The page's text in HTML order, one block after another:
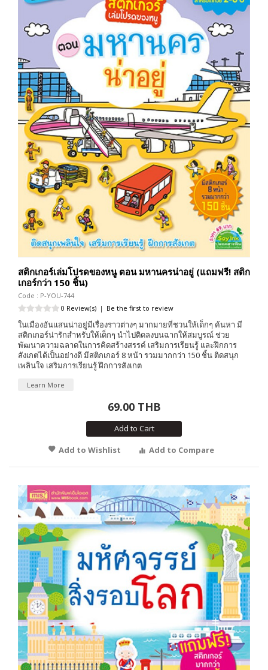
สติกเกอร์เล่มโปรดของหนู ตอน มหานครน่าอยู่ (แถมฟรี! สติก
เกอร์กว่า 150 ชิ้น)
Code : P-YOU-744
0 Review(s) | Be the first to review
ในเมืองอันแสนน่าอยู่มีเรื่องราวต่างๆ มากมายที่ชวนให้เด็กๆ ค้นหา มี
สติกเกอร์น่ารักสำหรับให้เด็กๆ นำไปติดลงบนฉากให้สมบูรณ์ ช่วย
พัฒนาความฉลาดในการคิดสร้างสรรค์ เสริมการเรียนรู้ และฝึกการ
สังเกตได้เป็นอย่างดี มีสติกเกอร์ 8 หน้า รวมมากกว่า 150 ชิ้น ติดสนุก
เพลินใจ เสริมการเรียนรู้ ฝึกการสังเกต
Learn More
69.00 THB
Add to Cart
Add to Wishlist
Add to Compare